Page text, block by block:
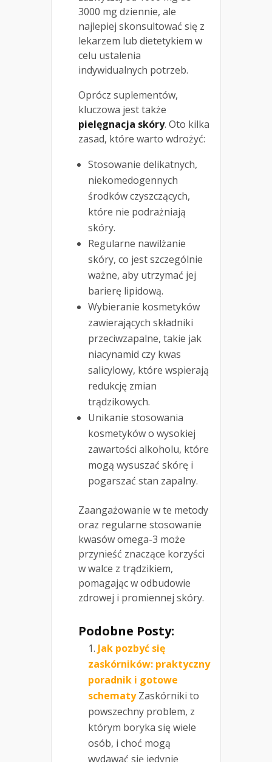
3000 mg dziennie, ale
najlepiej skonsultować się z
lekarzem lub dietetykiem w
celu ustalenia
indywidualnych potrzeb.
Oprócz suplementów,
kluczowa jest także
pielęgnacja skóry. Oto kilka
zasad, które warto wdrożyć:
Stosowanie delikatnych,
niekomedogennych
środków czyszczących,
które nie podrażniają
skóry.
Regularne nawilżanie
skóry, co jest szczególnie
ważne, aby utrzymać jej
barierę lipidową.
Wybieranie kosmetyków
zawierających składniki
przeciwzapalne, takie jak
niacynamid czy kwas
salicylowy, które wspierają
redukcję zmian
trądzikowych.
Unikanie stosowania
kosmetyków o wysokiej
zawartości alkoholu, które
mogą wysuszać skórę i
pogarszać stan zapalny.
Zaangażowanie w te metody
oraz regularne stosowanie
kwasów omega-3 może
przynieść znaczące korzyści
w walce z trądzikiem,
pomagając w odbudowie
zdrowej i promiennej skóry.
Podobne Posty:
Jak pozbyć się
zaskórników: praktyczny
poradnik i gotowe
schematy Zaskórniki to
powszechny problem, z
którym boryka się wiele
osób, i choć mogą
wydawać się jedynie